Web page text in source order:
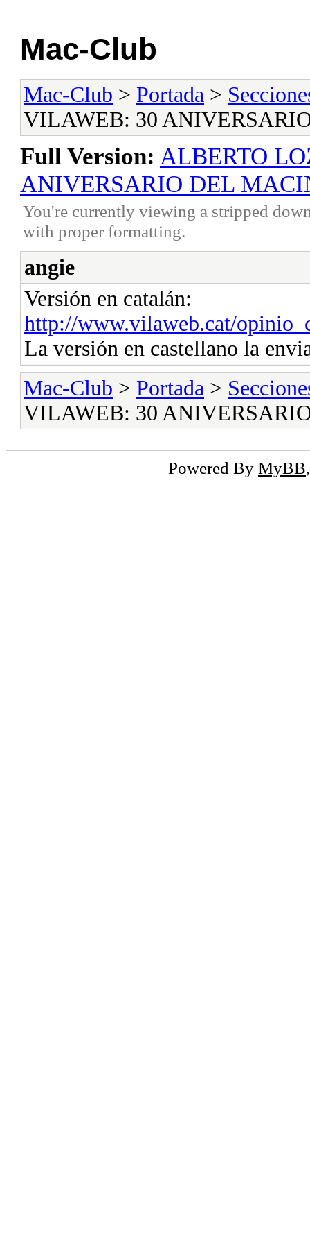
Mac-Club
Mac-Club > Portada >
VILAWEB: 30
Full Version: ALBERTO
ANIVERSARIO DEL
You're currently viewing a stripped
with proper formatting.
angie
Versión en catalán:
http://www.vilaweb.cat/
La versión en castellano la
Mac-Club > Portada >
VILAWEB: 30
Powered By MyBB